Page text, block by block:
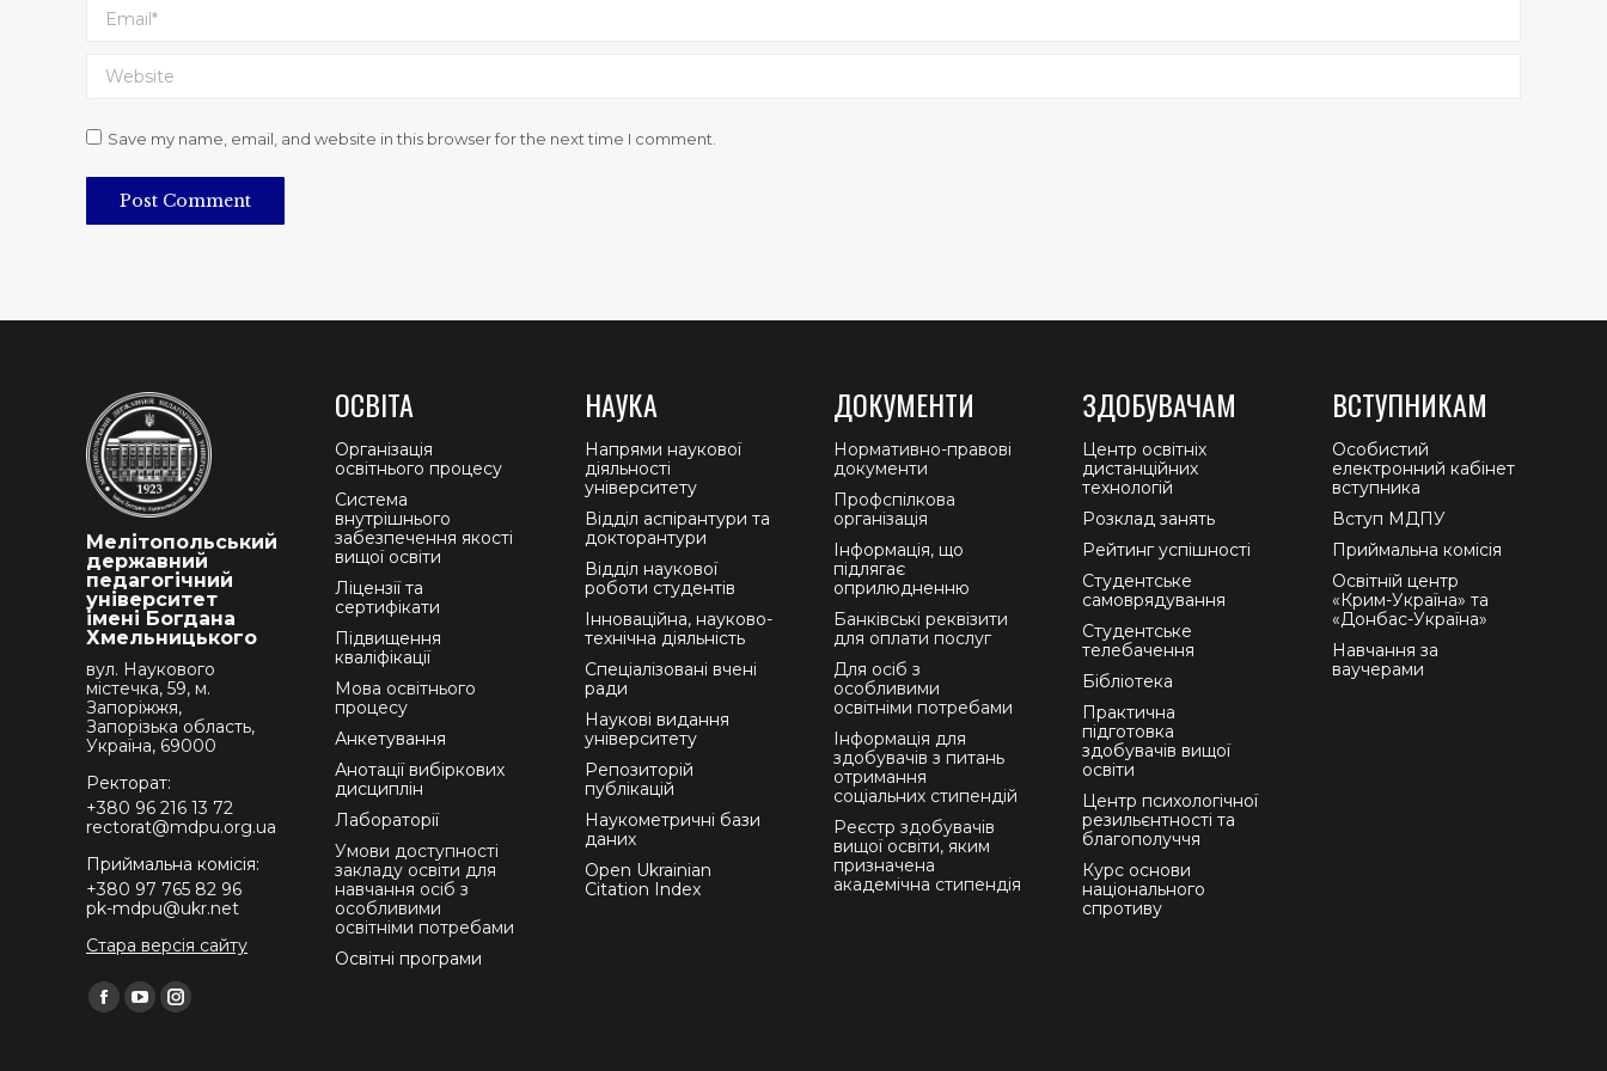
Email *
Website
Save my name, email, and website in this browser for the next time I comment.
Post Comment
Мелітопольський
державний
педагогічний
університет
імені Богдана
Хмельницького
вул. Наукового
містечка, 59, м.
Запоріжжя,
Запорізька область,
Україна, 69000
Ректорат:
+380 96 216 13 72
rectorat@mdpu.org.ua
Приймальна комісія:
+380 97 765 82 96
pk-mdpu@ukr.net
Стара версія сайту
Find us on:
Facebook
YouTubeInstagram
ОСВІТА
Організація
освітнього процесу
Система
внутрішнього
забезпечення якості
вищої освіти
Ліцензії та
сертифікати
Підвищення
кваліфікації
Мова освітнього
процесу
Анкетування
Анотації вибіркових
дисциплін
Лабораторії
Умови доступності
закладу освіти для
навчання осіб з
особливими
освітніми потребами
Освітні програми
НАУКА
Напрями наукової
діяльності
університету
Відділ аспірантури та
докторантури
Відділ наукової
роботи студентів
Інноваційна, науково-
технічна діяльність
Спеціалізовані вчені
ради
Наукові видання
університету
Репозиторій
публікацій
Наукометричні бази
даних
Open Ukrainian
Citation Index
ДОКУМЕНТИ
Нормативно-правові
документи
Профспілкова
організація
Інформація, що
підлягає
оприлюдненню
Банківські реквізити
для оплати послуг
Для осіб з
особливими
освітніми потребами
Інформація для
здобувачів з питань
отримання
соціальних стипендій
Реєстр здобувачів
вищої освіти, яким
призначена
академічна стипендія
ЗДОБУВАЧАМ
Центр освітніх
дистанційних
технологій
Розклад занять
Рейтинг успішності
Студентське
самоврядування
Студентське
телебачення
Бібліотека
Практична
підготовка
здобувачів вищої
освіти
Центр психологічної
резильєнтності та
благополуччя
Курс основи
національного
спротиву
ВСТУПНИКАМ
Особистий
електронний кабінет
вступника
Вступ МДПУ
Приймальна комісія
Освітній центр
«Крим-Україна» та
«Донбас-Україна»
Навчання за
ваучерами